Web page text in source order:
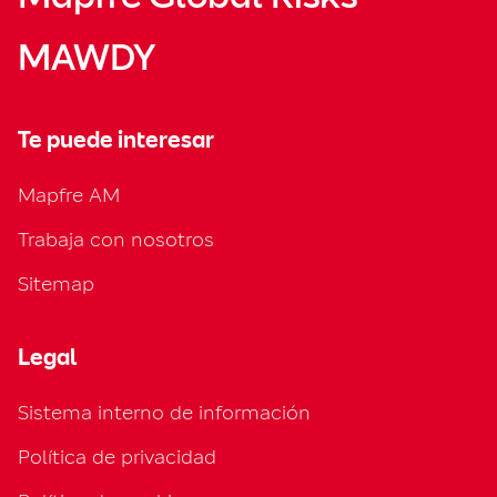
MAWDY
Te puede interesar
Mapfre AM
Trabaja con nosotros
Sitemap
Legal
Sistema interno de información
Política de privacidad